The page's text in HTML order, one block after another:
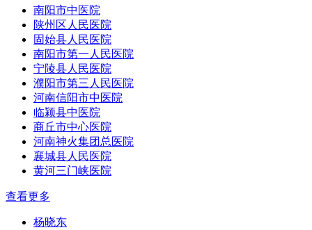
南阳市中医院
陕州区人民医院
固始县人民医院
南阳市第一人民医院
宁陵县人民医院
濮阳市第三人民医院
河南信阳市中医院
临颍县中医院
商丘市中心医院
河南神火集团总医院
襄城县人民医院
黄河三门峡医院
查看更多
杨晓东